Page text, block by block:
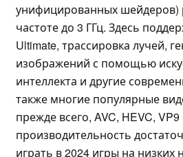
унифицированных шейдеров)
частоте до 3 ГГц. Здесь
Ultimate, трассировка лучей,
изображений с помощью
интеллекта и другие
также многие популярные
прежде всего, AVC, HEVC,
производительность
играть в 2024 игры на низких